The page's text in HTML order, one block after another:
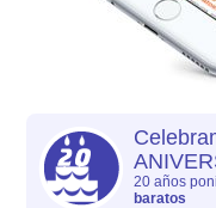
20 años
baratos